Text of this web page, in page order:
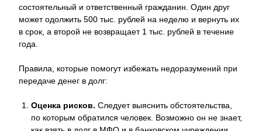
состоятельный и ответственный гражданин. Один друг
может одолжить 500 тыс. рублей на неделю и вернуть их
в срок, а второй не возвращает 1 тыс. рублей в течение
года.
Правила, которые помогут избежать недоразумений при
передаче денег в долг:
Оценка рисков. Следует выяснить обстоятельства,
по которым обратился человек. Возможно он не знает,